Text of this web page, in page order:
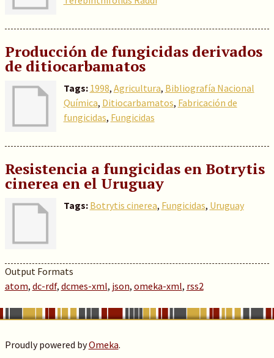
Producción de fungicidas derivados
de ditiocarbamatos
Tags: 1998, Agricultura, Bibliografía Nacional
Química, Ditiocarbamatos, Fabricación de
fungicidas, Fungicidas
Resistencia a fungicidas en Botrytis
cinerea en el Uruguay
Tags: Botrytis cinerea, Fungicidas, Uruguay
Output Formats
atom, dc-rdf, dcmes-xml, json, omeka-xml, rss2
Proudly powered byOmeka.